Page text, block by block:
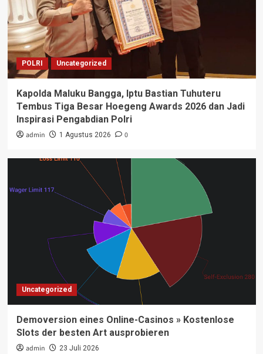
POLRI Uncategorized
Kapolda Maluku Bangga, Iptu Bastian Tuhuteru
Tembus Tiga Besar Hoegeng Awards 2026 dan Jadi
Inspirasi Pengabdian Polri
admin 1 Agustus 2026 0
Uncategorized
Demoversion eines Online-Casinos » Kostenlose
Slots der besten Art ausprobieren
admin 23 Juli 2026